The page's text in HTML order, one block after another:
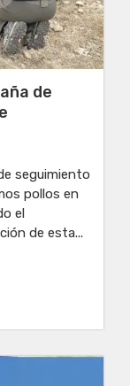
de
seguimiento
pollos en
el
de esta...